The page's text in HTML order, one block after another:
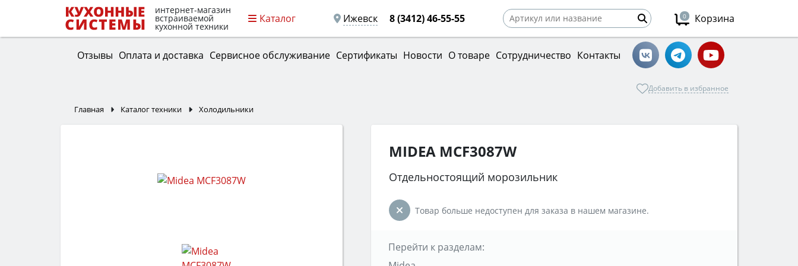
интернет-магазин
встраиваемой
кухонной техники
Каталог Ижевск 8 (3412) 46-55-55 0 Корзина
Отзывы Оплата и доставка Сервисное обслуживание Сертификаты Новости О товаре Сотрудничество Контакты
Добавить в избранное
Главная Каталог техники Холодильники
MIDEA MCF3087W
Отдельностоящий морозильник
Товар больше недоступен для заказа в нашем магазине.
Перейти к разделам: